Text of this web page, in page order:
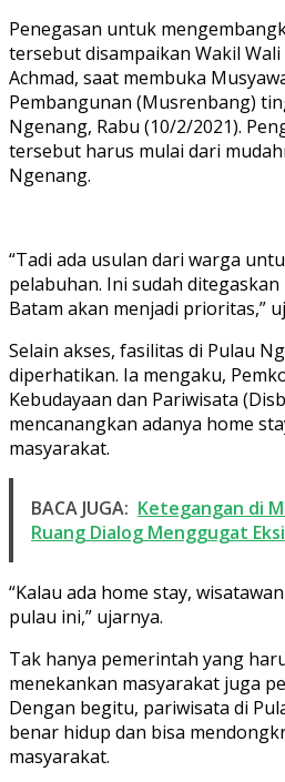
Penegasan untuk
tersebut disampaikan Wakil
Achmad, saat membuka
Pembangunan (Musrenbang)
Ngenang, Rabu (10/2/2021).
tersebut harus mulai dari
Ngenang.
“Tadi ada usulan dari warga
pelabuhan. Ini sudah
Batam akan menjadi prioritas,”
Selain akses, fasilitas di Pulau
diperhatikan. Ia mengaku,
Kebudayaan dan Pariwisata
mencanangkan adanya home
masyarakat.
BACA JUGA: Ketegangan di
Ruang Dialog Menggugat
“Kalau ada home stay,
pulau ini,” ujarnya.
Tak hanya pemerintah yang
menekankan masyarakat juga
Dengan begitu, pariwisata di
benar hidup dan bisa
masyarakat.